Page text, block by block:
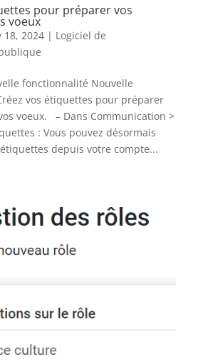
pour préparer vos
voeux
18, 2024| Logiciel de
fonctionnalité Nouvelle
vos étiquettes pour préparer
voeux. – Dans Communication >
: Vous pouvez désormais
depuis votre compte...